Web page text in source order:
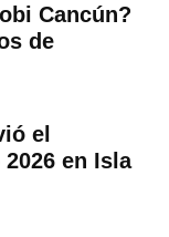
Cancún?
de
el
en Isla